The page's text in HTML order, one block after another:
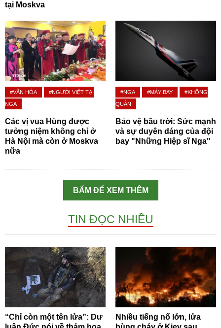
tại Moskva
#VĂN HÓA
#NGƯỜI VIỆT TẠI
NGA
Các vị vua Hùng được
tưởng niệm không chỉ ở
Hà Nội mà còn ở Moskva
nữa
#NGA #MÁY BAY
#KHÔNG
QUÂN
Bảo vệ bầu trời: Sức mạnh
và sự duyên dáng của đội
bay "Những Hiệp sĩ Nga"
BẤM ĐỂ XEM THÊM
TIN ĐỌC NHIỀU
“Chỉ còn một tên lửa”: Dư
Nhiều tiếng nổ lớn, lửa